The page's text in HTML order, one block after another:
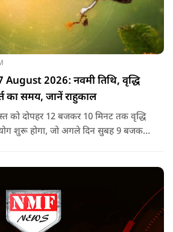
2026: नवमी तिथि, वृद्धि
का समय, जानें राहुकाल
को दोपहर 12 बजकर 10 मिनट तक वृद्धि
शुरू होगा, जो अगले दिन सुबह 9 बजकर